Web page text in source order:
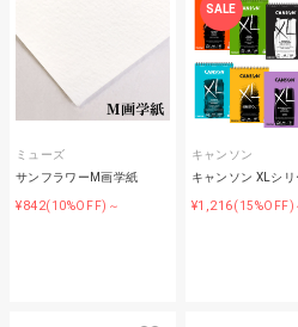
ミューズ
サンフラワーM画学紙
¥842(10%OFF)～
SALE
キャンソン
キャンソン XLシリ
¥1,216(15%OFF)